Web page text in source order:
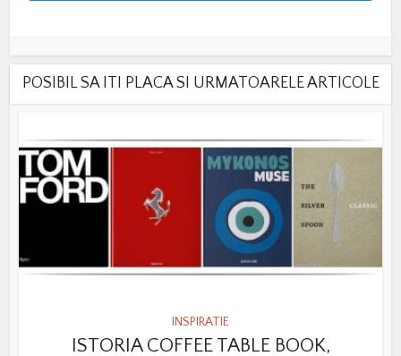
POSIBIL SA ITI PLACA SI URMATOARELE ARTICOLE
INSPIRATIE
ISTORIA COFFEE TABLE BOOK,